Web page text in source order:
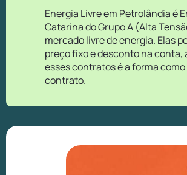
Energia Livre em Petrolândia é
Catarina do Grupo A (Alta
mercado livre de energia. Elas
preço fixo e desconto na
esses contratos é a forma
contrato.